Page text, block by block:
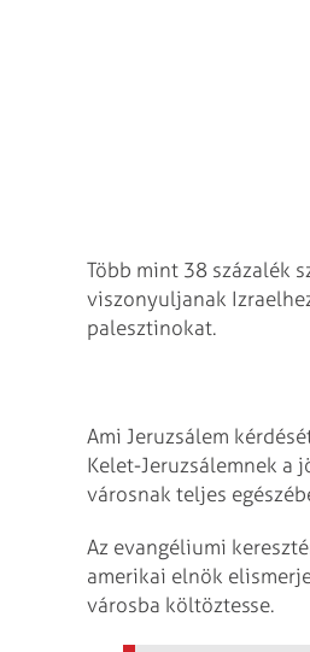
Több mint 38 százalék
viszonyuljanak
palesztinokat.
Ami Jeruzsálem
Kelet-Jeruzsálemnek a
városnak teljes
Az evangéliumi
amerikai elnök
városba költöztesse.